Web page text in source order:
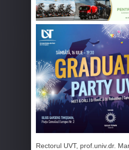
Rectorul UVT, prof.univ.dr.